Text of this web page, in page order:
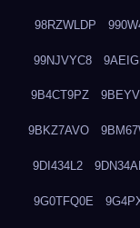
98RZWLDP
99NJVYC8
9B4CT9PZ
9BKZ7AVO
9DI434L2
9G0TFQ0E